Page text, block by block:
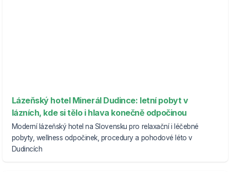
Lázeňský hotel Minerál Dudince: letní pobyt v
lázních, kde si tělo i hlava konečně odpočinou
Moderní lázeňský hotel na Slovensku pro relaxační i léčebné
pobyty, wellness odpočinek, procedury a pohodové léto v
Dudincích